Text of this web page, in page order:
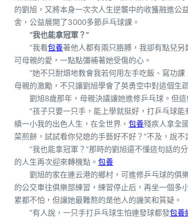
的劉旭，又將本身一次次人生逆襲中的收獲融進公
舍，公益展開了3000多節乒乓球課。
“我也能拿冠軍？”
“我看包養著他人都有兩只胳膊，我卻有點兒
可母親的愛，一點點彌補著她受傷的心。
“她不只耐煩地教會我若何用左手吃飯、寫功課
母親的激勵，不只讓劉旭學會了英勇空中對這個生
劉旭8歲那年，母親決議讓她進修乒乓球。但
“孩子只要一只手，能上學就挺好，打乒乓球
績一小我的出色人生，在全世界， 包養殘疾人拿全
菜煎餅，試試看你兒媳的手藝好不好？”不及，說不
“我也能拿冠軍？”那時的劉旭還不懂這句話的
的人生再次迎來轉機點。 包養
劉旭的家在連云港的鄉村，可進修乒乓球的俱
的公交車往俱樂部練習，練習停止后，再坐一個多
累都不怕，但讓她最難熬的是他人的譏笑和質疑。
“有人說，一只手打乒乓球生怕連發球都發包養